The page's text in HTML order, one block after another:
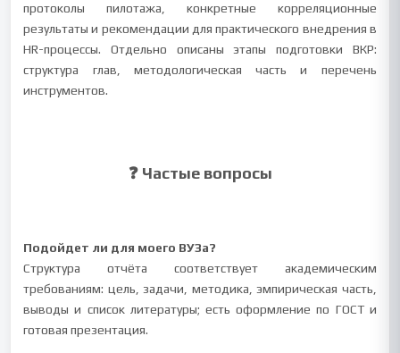
протоколы пилотажа, конкретные корреляционные
результаты и рекомендации для практического внедрения в
HR-процессы. Отдельно описаны этапы подготовки ВКР:
структура глав, методологическая часть и перечень
инструментов.
❓ Частые вопросы
Подойдет ли для моего ВУЗа?
Структура отчёта соответствует академическим
требованиям: цель, задачи, методика, эмпирическая часть,
выводы и список литературы; есть оформление по ГОСТ и
готовая презентация.